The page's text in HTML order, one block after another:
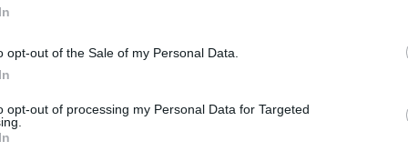
opt-out of the Sale of my Personal Data.
opt-out of processing my Personal Data for Targeted
protothema.gr στο Google News
Ειδήσειςαπό την Ελλάδα και τον Κόσμο, τη
στο